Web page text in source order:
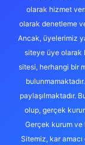
olarak hizmet
olarak denetleme
Ancak, üyelerimiz
siteye üye olarak
sitesi, herhangi bir
paylaşılmaktadır.
olup, gerçek
Gerçek kurum ve
Sitemiz, kar